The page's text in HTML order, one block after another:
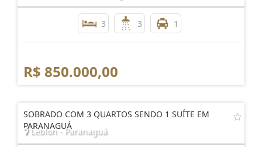
3 3 1
R$ 850.000,00
SOBRADO COM 3 QUARTOS SENDO 1 SUÍTE EM
PARANAGUÁ
Leblon - Paranaguá